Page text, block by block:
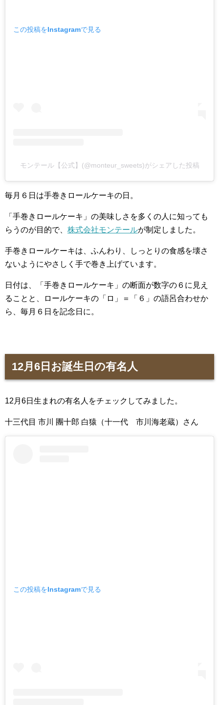
この投稿をInstagramで見る
モンテール【公式】(@monteur_sweets)がシェアした投稿
毎月６日は手巻きロールケーキの日。
「手巻きロールケーキ」の美味しさを多くの人に知っても
らうのが目的で、 株式会社モンテールが制定しました。
手巻きロールケーキは、ふんわり、しっとりの食感を壊さ
ないようにやさしく手で巻き上げています。
日付は、「手巻きロールケーキ」の断面が数字の６に見え
ることと、ロールケーキの「ロ」＝「６」の語呂合わせか
ら、毎月６日を記念日に。
12月6日お誕生日の有名人
12月6日生まれの有名人をチェックしてみました。
十三代目 市川 團十郎 白猿（十一代 市川海老蔵）さん
この投稿をInstagramで見る